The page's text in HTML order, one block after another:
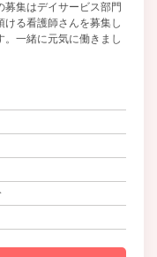
募集はデイサービス部門
ける看護師さんを募集し
。一緒に元気に働きまし